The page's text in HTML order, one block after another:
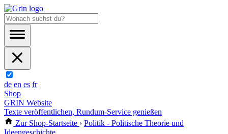
de en es fr
Shop
GRIN Website
Texte veröffentlichen, Rundum-Service genießen
Zur Shop-Startseite › Politik - Politische Theorie und
Ideengeschichte